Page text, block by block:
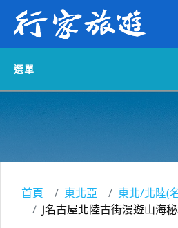
選單
國內外訂房
首頁 東北亞
東北/北陸(
J名古屋北陸古街漫遊山海